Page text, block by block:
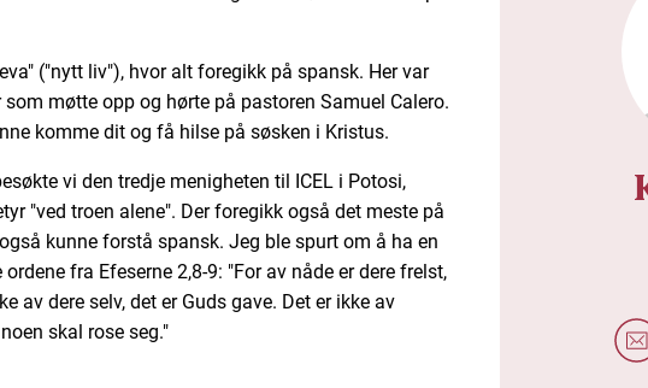
("nytt liv"), hvor alt foregikk på spansk. Her var
møtte opp og hørte på pastoren Samuel Calero.
komme dit og få hilse på søsken i Kristus.
vi den tredje menigheten til ICEL i Potosi,
"ved troen alene". Der foregikk også det meste på
kunne forstå spansk. Jeg ble spurt om å ha en
fra Efeserne 2,8-9: "For av nåde er dere frelst,
av dere selv, det er Guds gave. Det er ikke av
skal rose seg."